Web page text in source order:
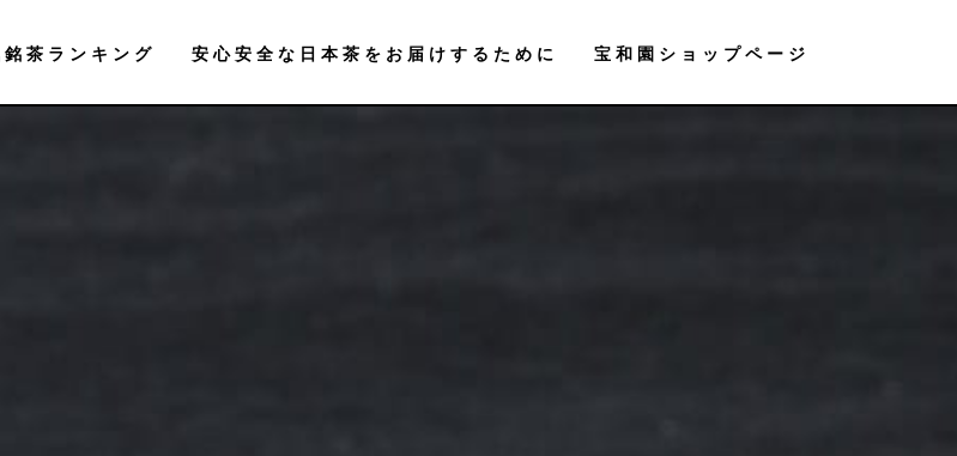
銘茶ランキング 安心安全な日本茶をお届けするために 宝和園ショップページ